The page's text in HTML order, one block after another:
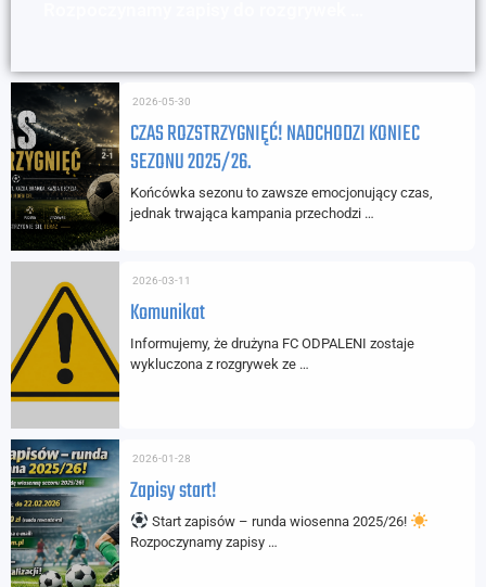
CZAS ROZSTRZYGNIĘĆ! NADCHODZI KONIEC
SEZONU 2025/26.
2026-05-30
Końcówka sezonu to zawsze emocjonujący czas,
jednak trwająca kampania przechodzi …
Komunikat
2026-03-11
Informujemy, że drużyna FC ODPALENI zostaje
wykluczona z rozgrywek ze …
Zapisy start!
2026-01-28
Start zapisów – runda wiosenna 2025/26!
Rozpoczynamy zapisy …